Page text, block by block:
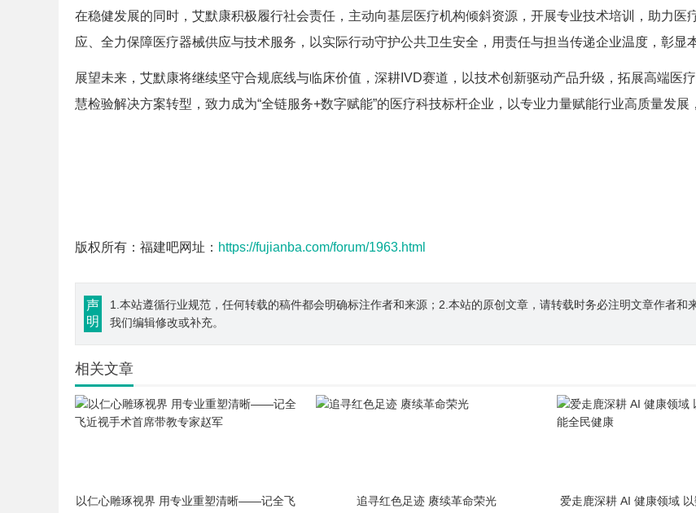
在稳健发展的同时，艾默康积极履行社会责任，主动向基层医疗机构倾斜资源，开展专业技术培训，助力
应、全力保障医疗器械供应与技术服务，以实际行动守护公共卫生安全，用责任与担当传递企业温度，彰显
展望未来，艾默康将继续坚守合规底线与临床价值，深耕IVD赛道，以技术创新驱动产品升级，拓展高端医
慧检验解决方案转型，致力成为“全链服务+数字赋能”的医疗科技标杆企业，以专业力量赋能行业高质量发展
版权所有：福建吧网址： https://fujianba.com/forum/1963.html
声
明
1.本站遵循行业规范，任何转载的稿件都会明确标注作者和来源；2.本站的原创文章，请转载时务必注明文章作者
我们编辑修改或补充。
相关文章
以仁心雕琢视界 用专业重塑清晰——记全飞
追寻红色足迹 赓续革命荣光
爱走鹿深耕 AI 健康领域